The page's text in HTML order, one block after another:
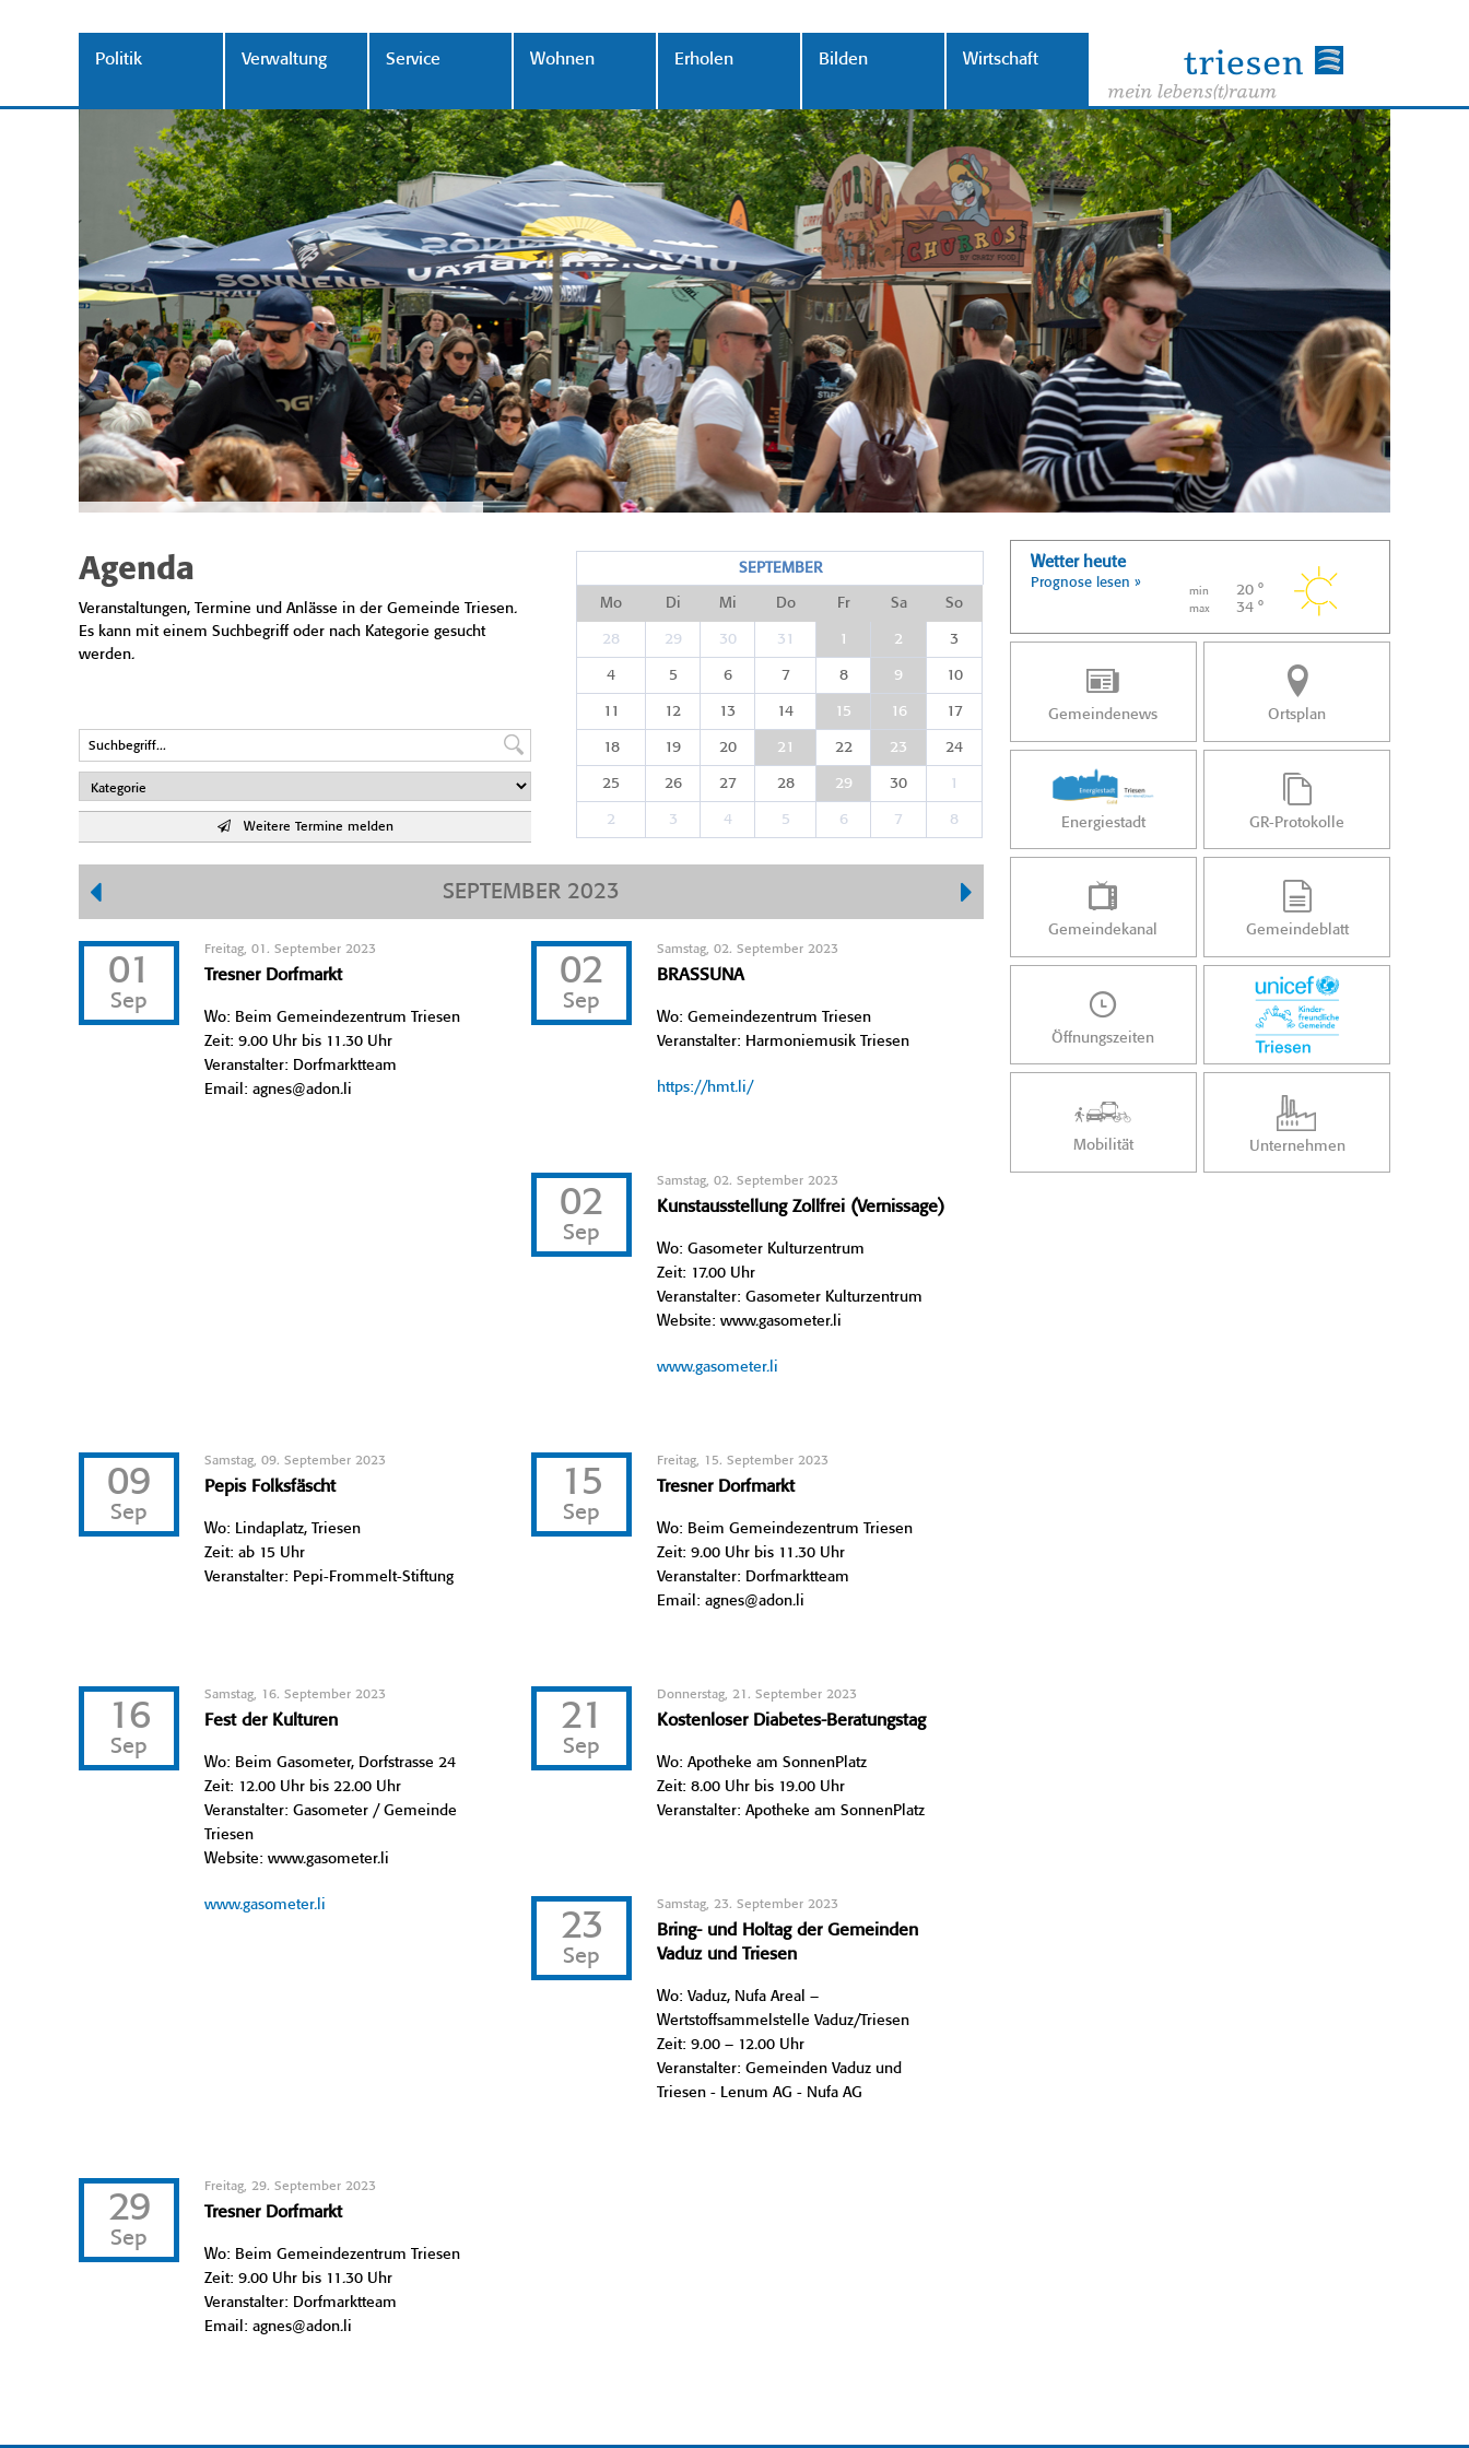
Politik Verwaltung Service Wohnen Erholen Bilden Wirtschaft
Agenda
Veranstaltungen, Termine und Anlässe in der Gemeinde Triesen.
Es kann mit einem Suchbegriff oder nach Kategorie gesucht
werden.
Weitere Termine melden
SEPTEMBER
Mo Di Mi Do Fr Sa So
28 29 30 31 1 2 3
4 5 6 7 8 9 10
11 12 13 14 15 16 17
18 19 20 21 22 23 24
25 26 27 28 29 30 1
2 3 4 5 6 7 8
SEPTEMBER 2023
01
Sep
Freitag, 01. September 2023
Tresner Dorfmarkt
Wo: Beim Gemeindezentrum Triesen
Zeit: 9.00 Uhr bis 11.30 Uhr
Veranstalter: Dorfmarktteam
Email: agnes@adon.li
02
Sep
Samstag, 02. September 2023
BRASSUNA
Wo: Gemeindezentrum Triesen
Veranstalter: Harmoniemusik Triesen
https://hmt.li/
02
Sep
Samstag, 02. September 2023
Kunstausstellung Zollfrei (Vernissage)
Wo: Gasometer Kulturzentrum
Zeit: 17.00 Uhr
Veranstalter: Gasometer Kulturzentrum
Website: www.gasometer.li
www.gasometer.li
09
Sep
Samstag, 09. September 2023
Pepis Folksfäscht
Wo: Lindaplatz, Triesen
Zeit: ab 15 Uhr
Veranstalter: Pepi-Frommelt-Stiftung
15
Sep
Freitag, 15. September 2023
Tresner Dorfmarkt
Wo: Beim Gemeindezentrum Triesen
Zeit: 9.00 Uhr bis 11.30 Uhr
Veranstalter: Dorfmarktteam
Email: agnes@adon.li
16
Sep
Samstag, 16. September 2023
Fest der Kulturen
Wo: Beim Gasometer, Dorfstrasse 24
Zeit: 12.00 Uhr bis 22.00 Uhr
Veranstalter: Gasometer / Gemeinde
Triesen
Website: www.gasometer.li
www.gasometer.li
21
Sep
Donnerstag, 21. September 2023
Kostenloser Diabetes-Beratungstag
Wo: Apotheke am SonnenPlatz
Zeit: 8.00 Uhr bis 19.00 Uhr
Veranstalter: Apotheke am SonnenPlatz
23
Sep
Samstag, 23. September 2023
Bring- und Holtag der Gemeinden
Vaduz und Triesen
Wo: Vaduz, Nufa Areal –
Wertstoffsammelstelle Vaduz/Triesen
Zeit: 9.00 – 12.00 Uhr
Veranstalter: Gemeinden Vaduz und
Triesen - Lenum AG - Nufa AG
29
Sep
Freitag, 29. September 2023
Tresner Dorfmarkt
Wo: Beim Gemeindezentrum Triesen
Zeit: 9.00 Uhr bis 11.30 Uhr
Veranstalter: Dorfmarktteam
Email: agnes@adon.li
Wetter heute
Prognose lesen »
min 20 °
max 34 °
Gemeindenews Ortsplan
Energiestadt GR-Protokolle
Gemeindekanal Gemeindeblatt
Öffnungszeiten
Mobilität Unternehmen